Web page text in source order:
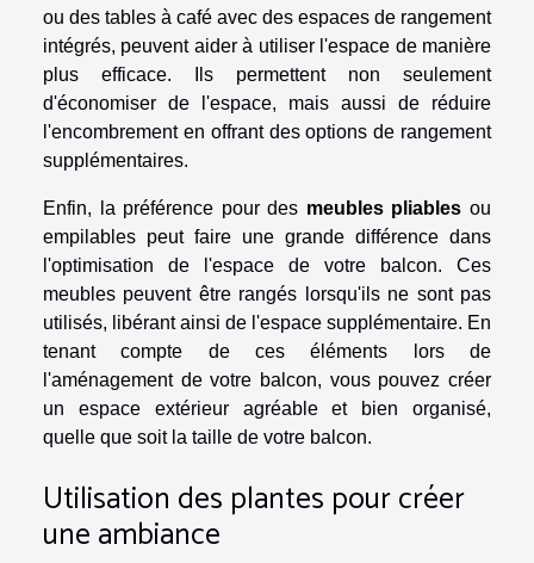
ou des tables à café avec des espaces de rangement
intégrés, peuvent aider à utiliser l'espace de manière
plus efficace. Ils permettent non seulement
d'économiser de l'espace, mais aussi de réduire
l'encombrement en offrant des options de rangement
supplémentaires.
Enfin, la préférence pour des meubles pliables ou
empilables peut faire une grande différence dans
l'optimisation de l'espace de votre balcon. Ces
meubles peuvent être rangés lorsqu'ils ne sont pas
utilisés, libérant ainsi de l'espace supplémentaire. En
tenant compte de ces éléments lors de
l'aménagement de votre balcon, vous pouvez créer
un espace extérieur agréable et bien organisé,
quelle que soit la taille de votre balcon.
Utilisation des plantes pour créer
une ambiance